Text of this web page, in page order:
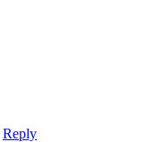
Reply